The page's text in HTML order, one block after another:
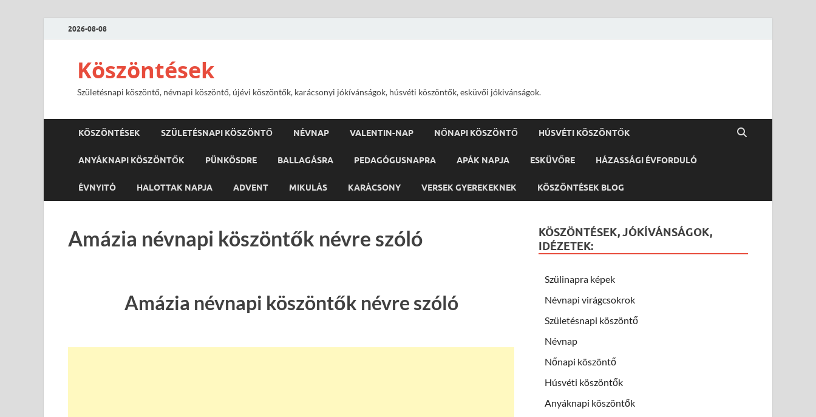
2026-08-08
Köszöntések
Születésnapi köszöntő, névnapi köszöntő, újévi köszöntők, karácsonyi jókívánságok, húsvéti köszöntők, esküvői jókivánságok.
KÖSZÖNTÉSEK SZÜLETÉSNAPI KÖSZÖNTŐ NÉVNAP VALENTIN-NAP NŐNAPI KÖSZÖNTŐ HÚSVÉTI KÖSZÖNTŐK
ANYÁKNAPI KÖSZÖNTŐK PÜNKÖSDRE BALLAGÁSRA PEDAGÓGUSNAPRA APÁK NAPJA ESKÜVŐRE HÁZASSÁGI ÉVFORDULÓ
ÉVNYITÓ HALOTTAK NAPJA ADVENT MIKULÁS KARÁCSONY VERSEK GYEREKEKNEK KÖSZÖNTÉSEK BLOG
Amázia névnapi köszöntők névre szóló
Amázia névnapi köszöntők névre szóló
KÖSZÖNTÉSEK, JÓKÍVÁNSÁGOK,
IDÉZETEK:
Szülinapra képek
Névnapi virágcsokrok
Születésnapi köszöntő
Névnap
Nőnapi köszöntő
Húsvéti köszöntők
Anyáknapi köszöntők